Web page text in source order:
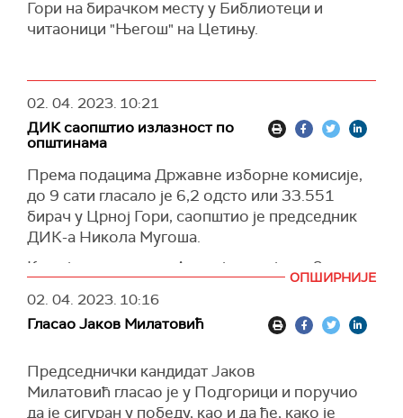
процената бирача. На југу је гласало 18.1
одсто бирача, док је у првом кругу гласало
Гори на бирачком месту у Библиотеци и
читаоници "Његош" на Цетињу.
02. 04. 2023. 10:21
ДИК саопштио излазност по
општинама
Према подацима Државне изборне комисије,
до 9 сати гласало је 6,2 одсто или 33.551
бирач у Црној Гори, саопштио је председник
ДИК-а Никола Мугоша.
Како је саопштио, у Андријевици је до 9
часова изашло је 5,04 одсто, у Бару 5,2 одсто,
у Беранама 6,15 одсто бирача.
Мугоша је додао да је у Бијелом Пољу гласало
Цетињу 7,14 одсто, Даниловграду 9, Гусињу
3,08, Херцег Новом 4,7 одсто“, казао је
ОПШИРНИЈЕ
02. 04. 2023. 10:16
Гласао Јаков Милатовић
Председнички кандидат Јаков
Милатовић гласао је у Подгорици и поручио
да је сигуран у победу, као и да ће, како је